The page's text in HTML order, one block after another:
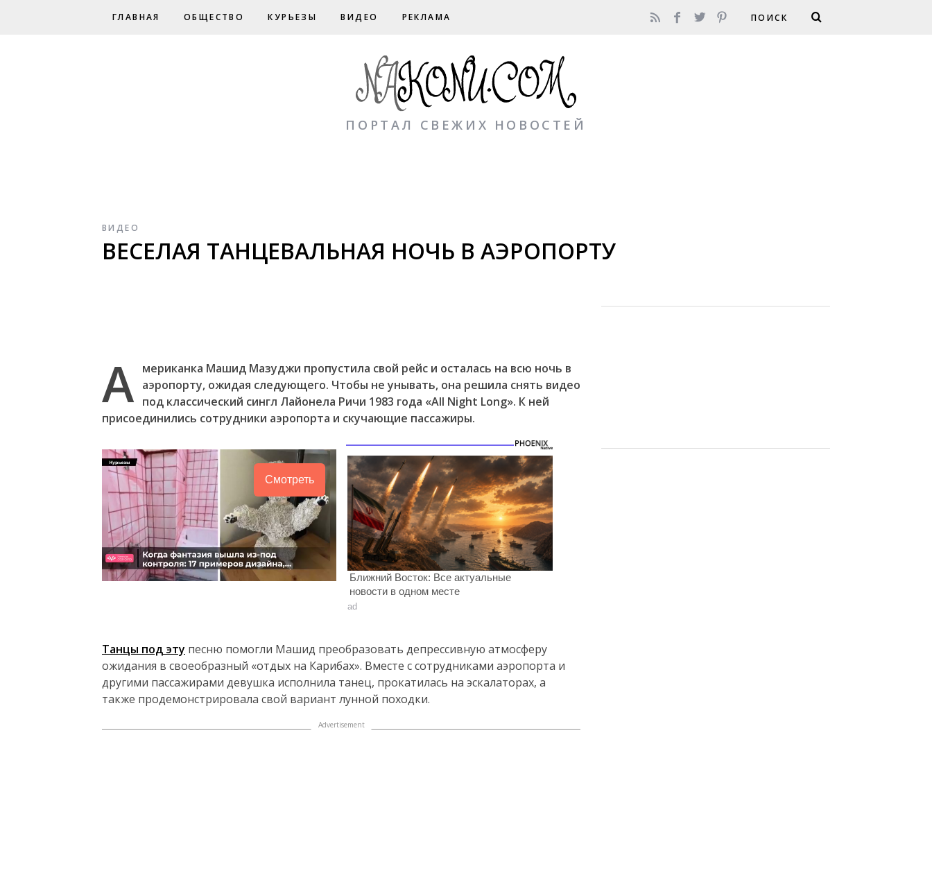
ГЛАВНАЯ ОБЩЕСТВО КУРЬЕЗЫ ВИДЕО РЕКЛАМА
ПОРТАЛ СВЕЖИХ НОВОСТЕЙ
ВИДЕО
ВЕСЕЛАЯ ТАНЦЕВАЛЬНАЯ НОЧЬ В АЭРОПОРТУ
А мериканка Машид Мазуджи пропустила свой рейс и осталась на всю ночь в
аэропорту, ожидая следующего. Чтобы не унывать, она решила снять видео
под классический сингл Лайонела Ричи 1983 года «All Night Long». К ней
присоединились сотрудники аэропорта и скучающие пассажиры.
Смотреть
Следующее видео через Отмена
Ближний Восток: Все актуальные
новости в одном месте
ad
Танцы под эту песню помогли Машид преобразовать депрессивную атмосферу
ожидания в своеобразный «отдых на Карибах». Вместе с сотрудниками аэропорта и
другими пассажирами девушка исполнила танец, прокатилась на эскалаторах, а
также продемонстрировала свой вариант лунной походки.